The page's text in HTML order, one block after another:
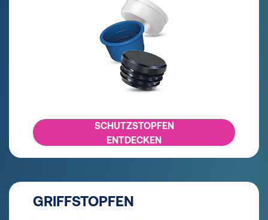
SCHUTZSTOPFEN
ENTDECKEN
GRIFFSTOPFEN